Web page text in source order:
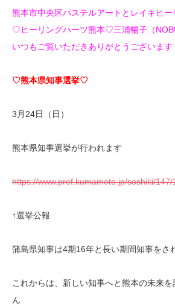
熊本市中央区パステルアートとレイキヒー
♡ヒーリングハーツ熊本♡三浦暢子（
いつもご覧いただきありがとうございます
♡熊本県知事選挙♡
3月24日（日）
熊本県知事選挙が行われます
https://www.pref.kumamoto.jp/soshiki/
↑選挙公報
蒲島県知事は4期16年と長い期間知事をさ
これからは、新しい知事へと熊本の未来
ん